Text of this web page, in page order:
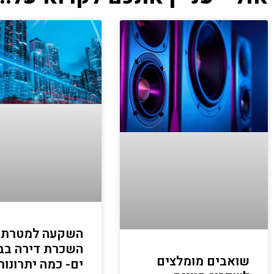
שואבים מומלצים
השקעה למטרת
השכרת דירה
ים- כמה